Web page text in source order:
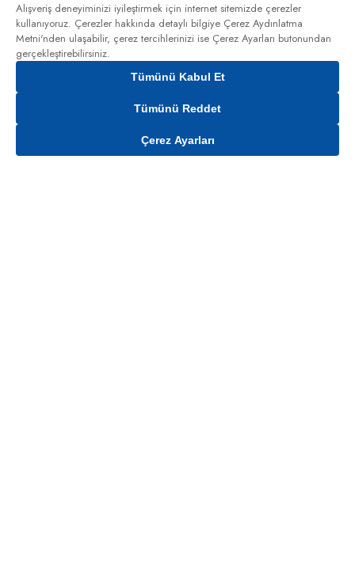
Gelince Haber Ver
Alışveriş deneyiminizi iyileştirmek için internet sitemizde çerezler
kullanıyoruz. Çerezler hakkında detaylı bilgiye Çerez Aydınlatma
Metni'nden ulaşabilir, çerez tercihlerinizi ise Çerez Ayarları butonundan
gerçekleştirebilirsiniz.
Tümünü Kabul Et
Tümünü Reddet
Çerez Ayarları